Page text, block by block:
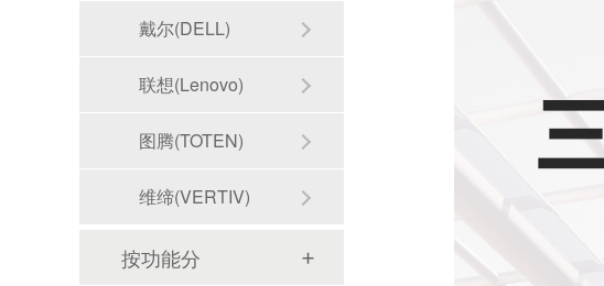
戴尔(DELL)
联想(Lenovo)
图腾(TOTEN)
维缔(VERTIV)
按功能分